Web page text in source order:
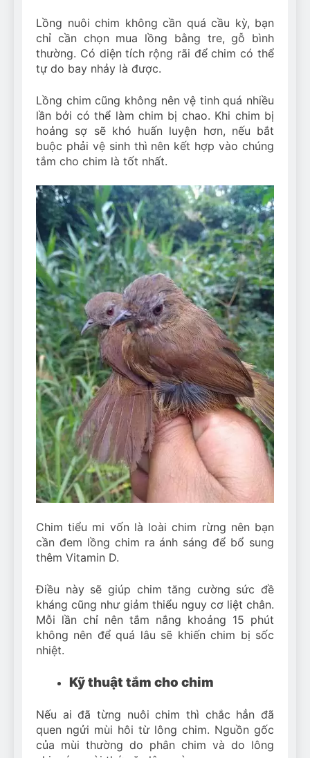
Lồng nuôi chim không cần quá cầu kỳ, bạn
chỉ cần chọn mua lồng bằng tre, gỗ bình
thường. Có diện tích rộng rãi để chim có thể
tự do bay nhảy là được.
Lồng chim cũng không nên vệ tinh quá nhiều
lần bởi có thể làm chim bị chao. Khi chim bị
hoảng sợ sẽ khó huấn luyện hơn, nếu bắt
buộc phải vệ sinh thì nên kết hợp vào chúng
tắm cho chim là tốt nhất.
Chim tiểu mi vốn là loài chim rừng nên bạn
cần đem lồng chim ra ánh sáng để bổ sung
thêm Vitamin D.
Điều này sẽ giúp chim tăng cường sức đề
kháng cũng như giảm thiểu nguy cơ liệt chân.
Mỗi lần chỉ nên tắm nắng khoảng 15 phút
không nên để quá lâu sẽ khiến chim bị sốc
nhiệt.
Kỹ thuật tắm cho chim
Nếu ai đã từng nuôi chim thì chắc hẳn đã
quen ngửi mùi hôi từ lông chim. Nguồn gốc
của mùi thường do phân chim và do lông